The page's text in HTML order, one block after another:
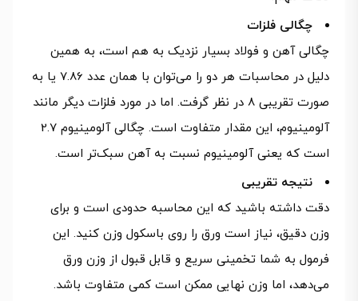
چگالی فلزات
چگالی آهن و فولاد بسیار نزدیک به هم است، به همین
دلیل در محاسبات هر دو را می‌توان با همان عدد 7.86 یا به
صورت تقریبی 8 در نظر گرفت. اما در مورد فلزات دیگر مانند
آلومینیوم، این مقدار متفاوت است. چگالی آلومینیوم 2.7
است که یعنی آلومینیوم نسبت به آهن سبک‌تر است.
نتیجه تقریبی
دقت داشته باشید که این محاسبه حدودی است و برای
وزن دقیق، نیاز است ورق را روی باسکول وزن کنید. این
فرمول به شما تخمینی سریع و قابل قبول از وزن ورق
می‌دهد، اما وزن نهایی ممکن است کمی متفاوت باشد.